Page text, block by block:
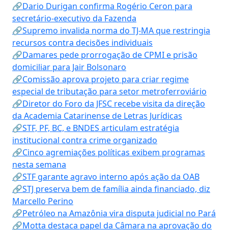
🔗Dario Durigan confirma Rogério Ceron para
secretário-executivo da Fazenda
🔗Supremo invalida norma do TJ-MA que restringia
recursos contra decisões individuais
🔗Damares pede prorrogação de CPMI e prisão
domiciliar para Jair Bolsonaro
🔗Comissão aprova projeto para criar regime
especial de tributação para setor metroferroviário
🔗Diretor do Foro da JFSC recebe visita da direção
da Academia Catarinense de Letras Jurídicas
🔗STF, PF, BC, e BNDES articulam estratégia
institucional contra crime organizado
🔗Cinco agremiações políticas exibem programas
nesta semana
🔗STF garante agravo interno após ação da OAB
🔗STJ preserva bem de família ainda financiado, diz
Marcello Perino
🔗Petróleo na Amazônia vira disputa judicial no Pará
🔗Motta destaca papel da Câmara na aprovação do